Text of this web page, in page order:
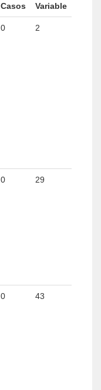
Casos Variable
0 2
0 29
0 43